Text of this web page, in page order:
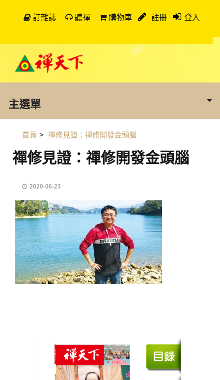
訂雜誌 聽禪 購物車 註冊 登入
主選單
首頁 > 禪修見證：禪修開發金頭腦
禪修見證：禪修開發金頭腦
2020-06-23